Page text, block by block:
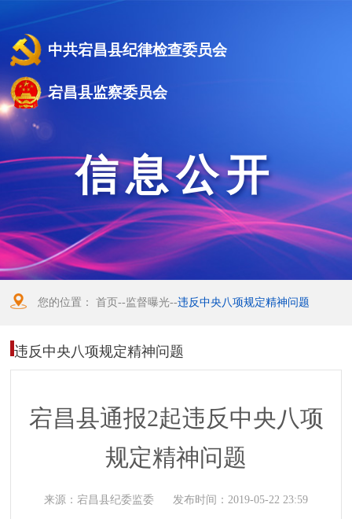
中共宕昌县纪律检查委员会
宕昌县监察委员会
信息公开
您的位置：首页--监督曝光--违反中央八项规定精神问题
违反中央八项规定精神问题
宕昌县通报2起违反中央八项
规定精神问题
来源： 宕昌县纪委监委 发布时间： 2019-05-22 23:59